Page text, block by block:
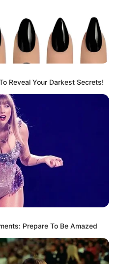
Reveal Your Darkest Secrets!
Prepare To Be Amazed